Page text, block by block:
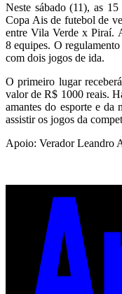
Neste sábado (11), as
Copa Ais de futebol de
entre Vila Verde x Piraí.
8 equipes. O
com dois jogos de ida.
O primeiro lugar
valor de R$ 1000 reais.
amantes do esporte e da
assistir os jogos da
Apoio: Verador Leandro